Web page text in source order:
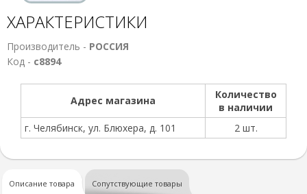
ХАРАКТЕРИСТИКИ
Производитель - РОССИЯ
Код - с8894
Адрес магазина
Количество
в наличии
г. Челябинск, ул. Блюхера, д. 101
2 шт.
Описание товара Сопутствующие товары